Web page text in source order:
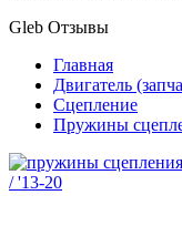
Gleb Отзывы
Главная
Двигатель
Сцепление
Пружины